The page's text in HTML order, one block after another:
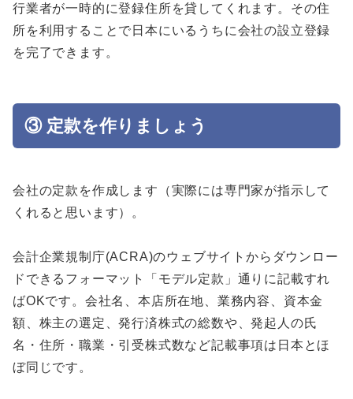
行業者が一時的に登録住所を貸してくれます。その住
所を利用することで日本にいるうちに会社の設立登録
を完了できます。
③ 定款を作りましょう
会社の定款を作成します（実際には専門家が指示して
くれると思います）。
会計企業規制庁(ACRA)のウェブサイトからダウンロー
ドできるフォーマット「モデル定款」通りに記載すれ
ばOKです。会社名、本店所在地、業務内容、資本金
額、株主の選定、発行済株式の総数や、発起人の氏
名・住所・職業・引受株式数など記載事項は日本とほ
ぼ同じです。